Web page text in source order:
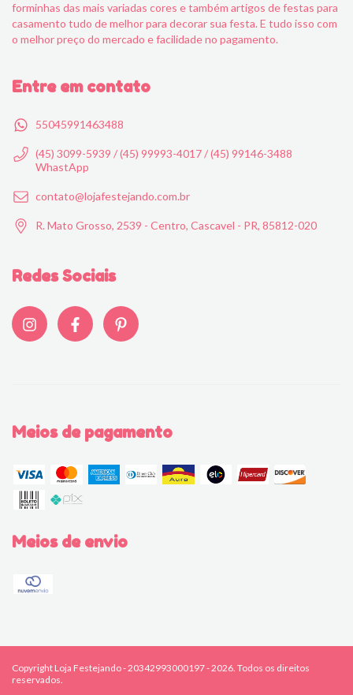
forminhas das mais variadas cores e também artigos de festas para
casamento tudo de melhor para decorar sua festa. E tudo isso com
o melhor preço do mercado e facilidade no pagamento.
Entre em contato
55045991463488
(45) 3099-5939 / (45) 99993-4017 / (45) 99146-3488
WhastApp
contato@lojafestejando.com.br
R. Mato Grosso, 2539 - Centro, Cascavel - PR, 85812-020
Redes Sociais
Meios de pagamento
Meios de envio
Copyright Loja Festejando - 20342993000197 - 2026. Todos os direitos
reservados.